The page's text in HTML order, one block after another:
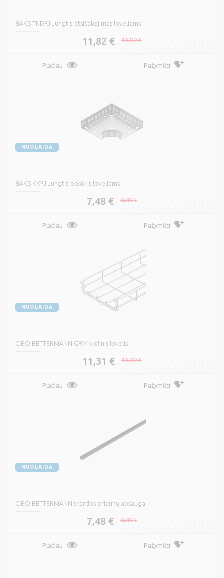
BAKS TKDFJ Jungtis-atsišakojimas loveliams
11,82 € 13,90 €
Plačiau Pažymėti
NUOLAIDA
BAKS KKFJ Jungtis-posūkis loveliams
7,48 € 8,80 €
Plačiau Pažymėti
NUOLAIDA
OBO BETTERMANN GRM vielinis lovelis
11,31 € 13,30 €
Plačiau Pažymėti
NUOLAIDA
OBO BETTERMANN skardos briaunų apsauga
7,48 € 8,80 €
Plačiau Pažymėti